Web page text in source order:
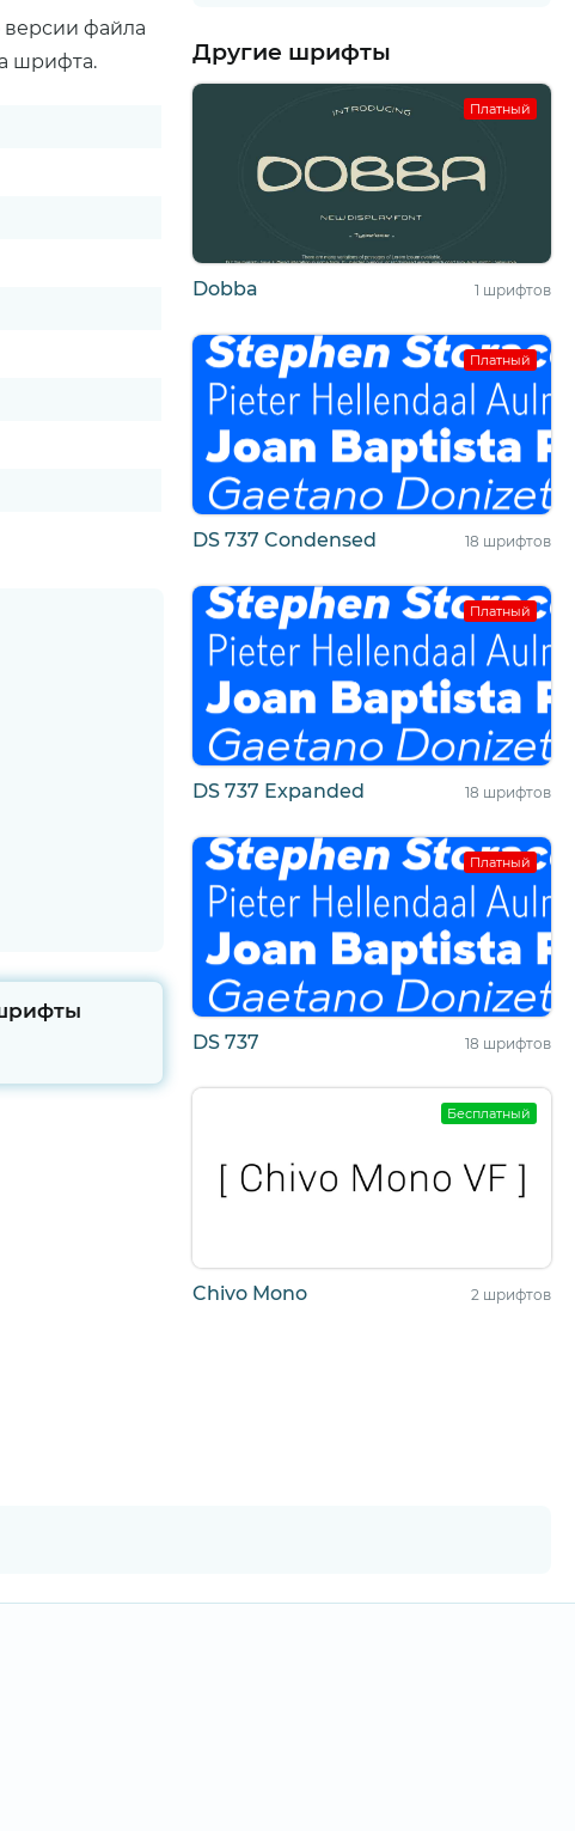
файла
шрифта.
Другие шрифты
Платный
Dobba 1 шрифтов
Платный
DS 737 Condensed 18 шрифтов
Платный
DS 737 Expanded 18 шрифтов
Платный
DS 737 18 шрифтов
Бесплатный
Chivo Mono 2 шрифтов